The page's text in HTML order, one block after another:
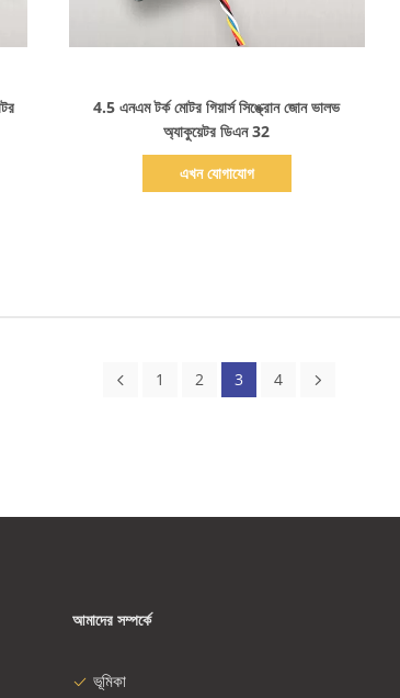
বিস্তারিত দেখাও
4.5 এনএম টর্ক মোটর গিয়ার্স সিঙ্ক্রোন জোন ভালভ
অ্যাকুয়েটর ডিএন 32
এখন যোগাযোগ
1 2 3 4
আমাদের সম্পর্কে
ভূমিকা